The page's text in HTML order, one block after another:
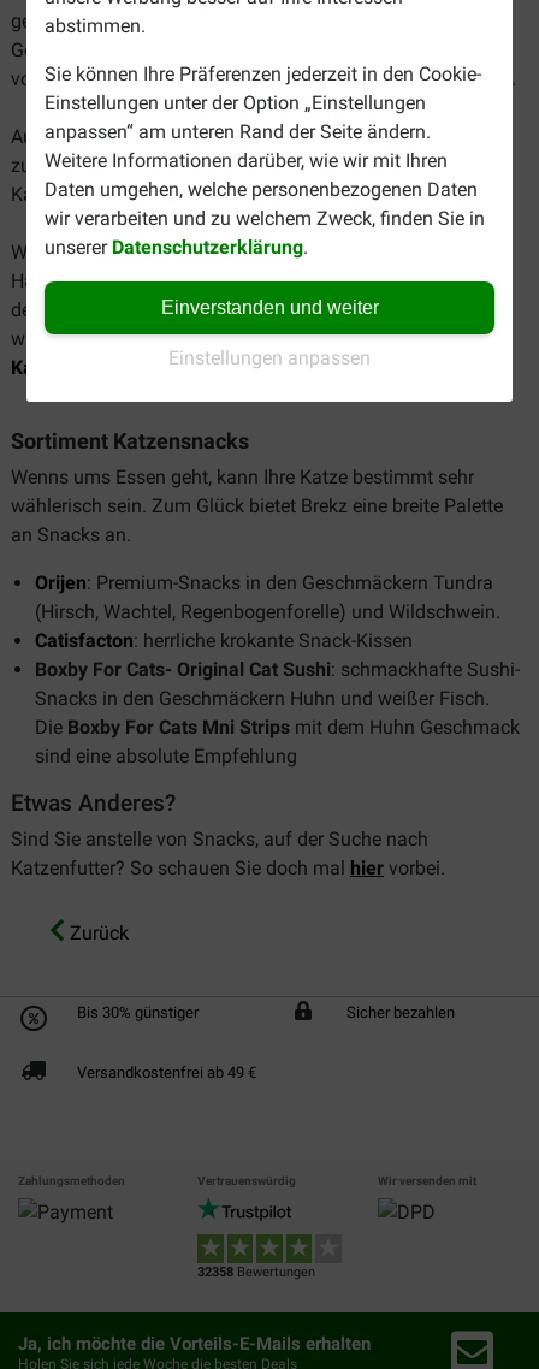
abstimmen.
Sie können Ihre Präferenzen jederzeit in den Cookie-
Einstellungen unter der Option „Einstellungen
anpassen“ am unteren Rand der Seite ändern.
Weitere Informationen darüber, wie wir mit Ihren
Daten umgehen, welche personenbezogenen Daten
wir verarbeiten und zu welchem Zweck, finden Sie in
unserer Datenschutzerklärung.
Einverstanden und weiter
Einstellungen anpassen
gesünder und helfen darüber hinaus bei der
Gebissreinigung. So gibt es zum Beispiel Snacks
vonWhiskas, welche Zahnstein und Zahnbelag vermindern.
Auch haben wir Snacks mit hinzugefügten Vitaminen, wie
zum Beispiel vonSanal, im Angebot. So können Sie Ihre
Katze gleich doppelt Gutes tun!
Wir empfehlen, die Snacks als Ergänzung zur
Hauptmahlzeit zu geben. Bitte passen Sie auch die Menge
der Hauptmahlzeit an die Snackmenge an. Auch verkaufen
wir Snacks für Katzen mit Übergewicht:Clinic FDS
Katzensnack
Sortiment Katzensnacks
Wenns ums Essen geht, kann Ihre Katze bestimmt sehr
wählerisch sein. Zum Glück bietet Brekz eine breite Palette
an Snacks an.
Orijen: Premium-Snacks in den Geschmäckern Tundra
(Hirsch, Wachtel, Regenbogenforelle) und Wildschwein.
Catisfacton: herrliche krokante Snack-Kissen
Boxby For Cats- Original Cat Sushi: schmackhafte Sushi-
Snacks in den Geschmäckern Huhn und weißer Fisch.
Die Boxby For Cats Mni Strips mit dem Huhn Geschmack
sind eine absolute Empfehlung
Etwas Anderes?
Sind Sie anstelle von Snacks, auf der Suche nach
Katzenfutter? So schauen Sie doch mal
hier vorbei.
Zurück
Bis 30% günstiger Sicher bezahlen
Versandkostenfrei ab 49 €
Zahlungsmethoden Vertrauenswürdig
32358 Bewertungen
Wir versenden mit
Ja, ich möchte die Vorteils-E-Mails erhalten
Holen Sie sich jede Woche die besten Deals